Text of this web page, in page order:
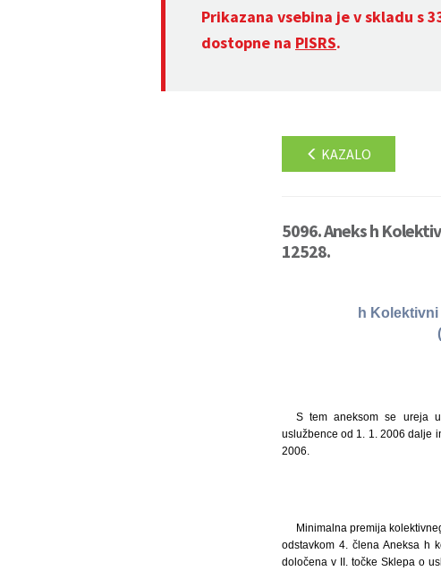
Prikazana vsebina je v skladu s
dostopne na PISRS.
KAZALO
5096. Aneks h
12528.
h
S tem aneksom se ureja
uslužbence od 1. 1. 2006 dalje
2006.
Minimalna premija
odstavkom 4. člena Aneksa h
določena v II. točke Sklepa o